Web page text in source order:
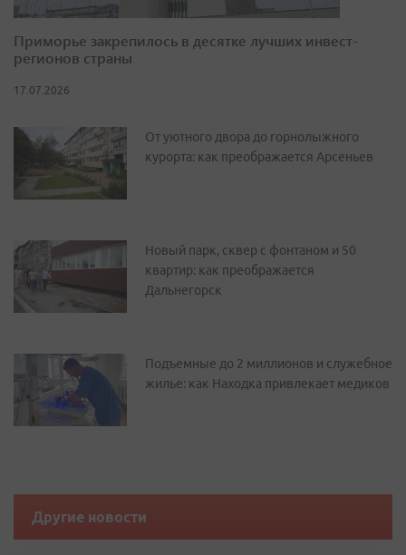
Приморье закрепилось в десятке лучших инвест-
регионов страны
17.07.2026
От уютного двора до горнолыжного
курорта: как преображается Арсеньев
Новый парк, сквер с фонтаном и 50
квартир: как преображается
Дальнегорск
Подъемные до 2 миллионов и служебное
жилье: как Находка привлекает медиков
Другие новости